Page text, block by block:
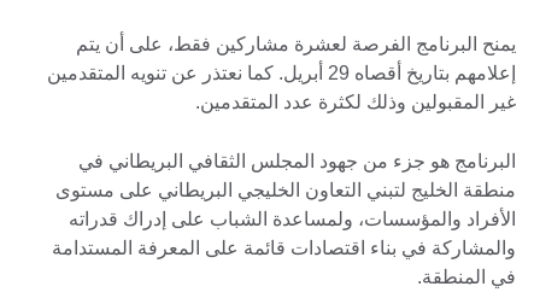
يمنح البرنامج الفرصة لعشرة مشاركين فقط، على أن يتم
إعلامهم بتاريخ أقصاه 29 أبريل. كما نعتذر عن تنويه المتقدمين
غير المقبولين وذلك لكثرة عدد المتقدمين.
البرنامج هو جزء من جهود المجلس الثقافي البريطاني في
منطقة الخليج لتبني التعاون الخليجي البريطاني على مستوى
الأفراد والمؤسسات، ولمساعدة الشباب على إدراك قدراته
والمشاركة في بناء اقتصادات قائمة على المعرفة المستدامة
في المنطقة.